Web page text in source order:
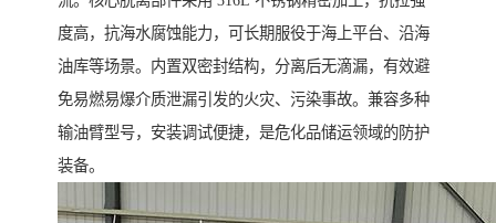
度高，抗海水腐蚀能力，可长期服役于海上平台、沿海
油库等场景。内置双密封结构，分离后无滴漏，有效避
免易燃易爆介质泄漏引发的火灾、污染事故。兼容多种
输油臂型号，安装调试便捷，是危化品储运领域的防护
装备。